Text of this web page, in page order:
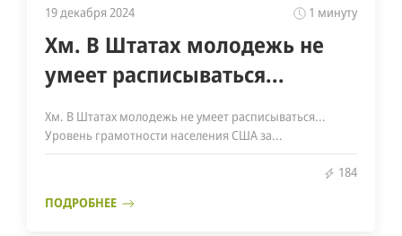
19 декабря 2024 1 минуту
Хм. В Штатах молодежь не
умеет расписываться...
Хм. В Штатах молодежь не умеет расписываться...
Уровень грамотности населения США за...
184
ПОДРОБНЕЕ